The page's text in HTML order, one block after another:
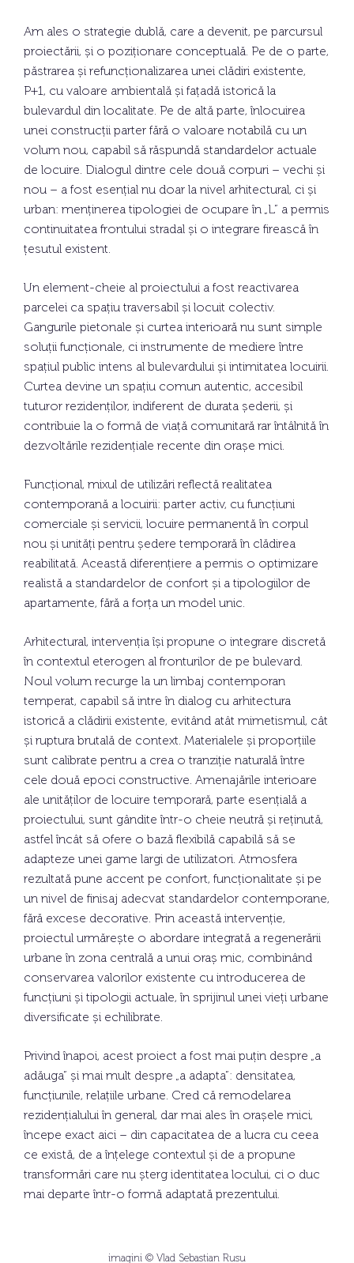
Am ales o strategie dublă, care a devenit, pe parcursul
proiectării, și o poziționare conceptuală. Pe de o parte,
păstrarea și refuncționalizarea unei clădiri existente,
P+1, cu valoare ambientală și fațadă istorică la
bulevardul din localitate. Pe de altă parte, înlocuirea
unei construcții parter fără o valoare notabilă cu un
volum nou, capabil să răspundă standardelor actuale
de locuire. Dialogul dintre cele două corpuri – vechi și
nou – a fost esențial nu doar la nivel arhitectural, ci și
urban: menținerea tipologiei de ocupare în „L” a permis
continuitatea frontului stradal și o integrare firească în
țesutul existent.
Un element-cheie al proiectului a fost reactivarea
parcelei ca spațiu traversabil și locuit colectiv.
Gangurile pietonale și curtea interioară nu sunt simple
soluții funcționale, ci instrumente de mediere între
spațiul public intens al bulevardului și intimitatea locuirii.
Curtea devine un spațiu comun autentic, accesibil
tuturor rezidenților, indiferent de durata șederii, și
contribuie la o formă de viață comunitară rar întâlnită în
dezvoltările rezidențiale recente din orașe mici.
Funcțional, mixul de utilizări reflectă realitatea
contemporană a locuirii: parter activ, cu funcțiuni
comerciale și servicii, locuire permanentă în corpul
nou și unități pentru ședere temporară în clădirea
reabilitată. Această diferențiere a permis o optimizare
realistă a standardelor de confort și a tipologiilor de
apartamente, fără a forța un model unic.
Arhitectural, intervenția își propune o integrare discretă
în contextul eterogen al fronturilor de pe bulevard.
Noul volum recurge la un limbaj contemporan
temperat, capabil să intre în dialog cu arhitectura
istorică a clădirii existente, evitând atât mimetismul, cât
și ruptura brutală de context. Materialele și proporțiile
sunt calibrate pentru a crea o tranziție naturală între
cele două epoci constructive. Amenajările interioare
ale unităților de locuire temporară, parte esențială a
proiectului, sunt gândite într-o cheie neutră și reținută,
astfel încât să ofere o bază flexibilă capabilă să se
adapteze unei game largi de utilizatori. Atmosfera
rezultată pune accent pe confort, funcționalitate și pe
un nivel de finisaj adecvat standardelor contemporane,
fără excese decorative. Prin această intervenție,
proiectul urmărește o abordare integrată a regenerării
urbane în zona centrală a unui oraș mic, combinând
conservarea valorilor existente cu introducerea de
funcțiuni și tipologii actuale, în sprijinul unei vieți urbane
diversificate și echilibrate.
Privind înapoi, acest proiect a fost mai puțin despre „a
adăuga” și mai mult despre „a adapta”: densitatea,
funcțiunile, relațiile urbane. Cred că remodelarea
rezidențialului în general, dar mai ales în orașele mici,
începe exact aici – din capacitatea de a lucra cu ceea
ce există, de a înțelege contextul și de a propune
transformări care nu șterg identitatea locului, ci o duc
mai departe într-o formă adaptată prezentului.
imagini © Vlad Sebastian Rusu